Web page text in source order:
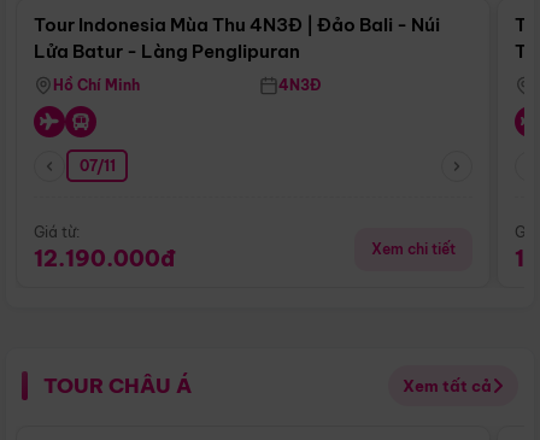
Tour Indonesia Mùa Thu 4N3Đ | Đảo Bali - Núi
Lửa Batur - Làng Penglipuran
Hồ Chí Minh 4N3Đ
07/11
Giá từ:
12.190.000đ Xem chi tiết
TOUR CHÂU Á Xem tất cả
Điểm nổi bật